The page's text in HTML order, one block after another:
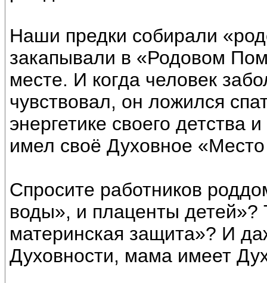
Наши предки собирали
закапывали в «Родовом
месте. И когда человек
чувствовал, он ложился
энергетике своего
имел своё Духовное
Спросите работников
воды», и плаценты детей»?
материнская защита»? И
Духовности, мама имеет